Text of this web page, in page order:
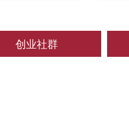
创业社群